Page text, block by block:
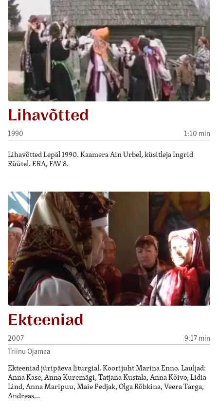
Lihavõtted
1990 1:10 min
Lihavõtted Lepäl 1990. Kaamera Ain Urbel, küsitleja Ingrid
Rüütel. ERA, FAV 8.
Ekteeniad
2007
9:17 min
Triinu Ojamaa
Ekteeniad jüripäeva liturgial. Koorijuht Marina Enno. Lauljad:
Anna Kase, Anna Kuremägi, Tatjana Kustala, Anna Kõivo, Lidia
Lind, Anna Maripuu, Maie Pedjak, Olga Rõbkina, Veera Targa,
Andreas…